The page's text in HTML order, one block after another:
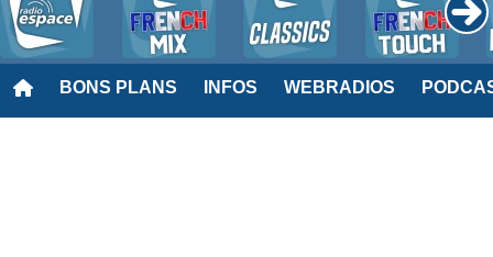
BONS PLANS INFOS WEBRADIOS